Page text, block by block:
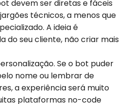
devem ser diretas e fáceis
técnicos, a menos que
A ideia é
do seu cliente, não criar mais
Se o bot puder
nome ou lembrar de
a experiência será muito
plataformas no-code